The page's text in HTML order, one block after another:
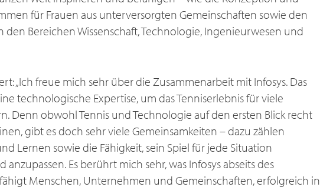
für Frauen aus unterversorgten Gemeinschaften sowie den
den Bereichen Wissenschaft, Technologie, Ingenieurwesen und
„Ich freue mich sehr über die Zusammenarbeit mit Infosys. Das
technologische Expertise, um das Tenniserlebnis für viele
Denn obwohl Tennis und Technologie auf den ersten Blick recht
gibt es doch sehr viele Gemeinsamkeiten – dazu zählen
Lernen sowie die Fähigkeit, sein Spiel für jede Situation
Es berührt mich sehr, was Infosys abseits des
Menschen, Unternehmen und Gemeinschaften, erfolgreich in